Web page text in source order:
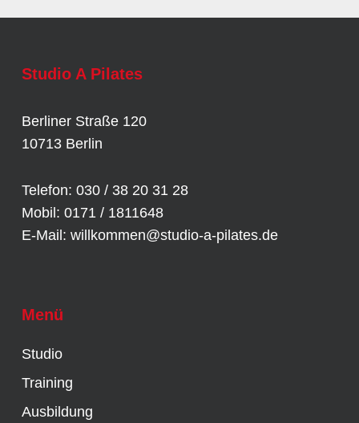
Studio A Pilates
Berliner Straße 120
10713 Berlin
Telefon: 030 / 38 20 31 28
Mobil: 0171 / 1811648
E-Mail: willkommen@studio-a-pilates.de
Menü
Studio
Training
Ausbildung